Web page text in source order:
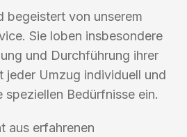
begeistert von unserem
Sie loben insbesondere
und Durchführung ihrer
jeder Umzug individuell und
Bedürfnisse ein.
aus erfahrenen